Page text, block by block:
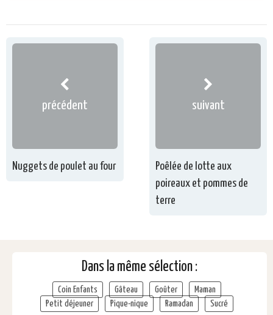
précédent
Nuggets de poulet au four
suivant
Poêlée de lotte aux
poireaux et pommes de
terre
Dans la même sélection :
Coin Enfants Gâteau Goûter
Maman
Petit déjeuner
Pique-nique Ramadan Sucré